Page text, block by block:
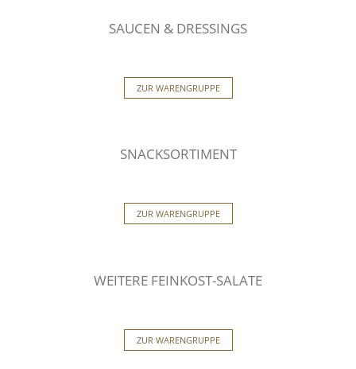
SAUCEN & DRESSINGS
ZUR WARENGRUPPE
SNACKSORTIMENT
ZUR WARENGRUPPE
WEITERE FEINKOST-SALATE
ZUR WARENGRUPPE